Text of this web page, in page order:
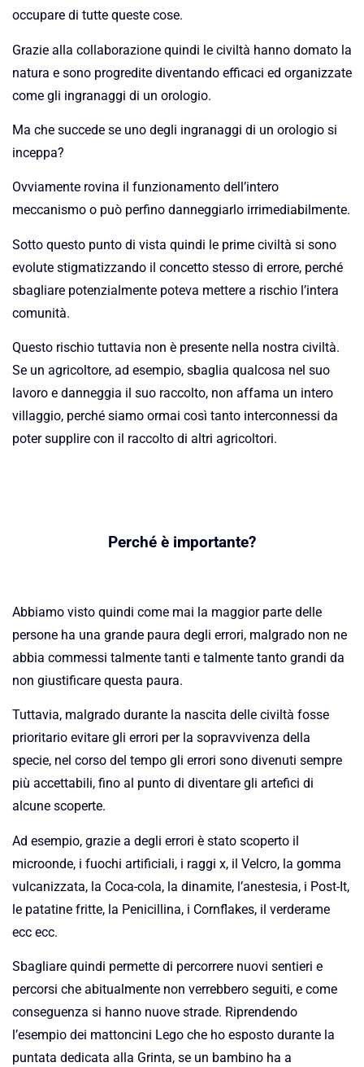
occupare di tutte queste cose.
Grazie alla collaborazione quindi le civiltà hanno domato la
natura e sono progredite diventando efficaci ed organizzate
come gli ingranaggi di un orologio.
Ma che succede se uno degli ingranaggi di un orologio si
inceppa?
Ovviamente rovina il funzionamento dell’intero
meccanismo o può perfino danneggiarlo irrimediabilmente.
Sotto questo punto di vista quindi le prime civiltà si sono
evolute stigmatizzando il concetto stesso di errore, perché
sbagliare potenzialmente poteva mettere a rischio l’intera
comunità.
Questo rischio tuttavia non è presente nella nostra civiltà.
Se un agricoltore, ad esempio, sbaglia qualcosa nel suo
lavoro e danneggia il suo raccolto, non affama un intero
villaggio, perché siamo ormai così tanto interconnessi da
poter supplire con il raccolto di altri agricoltori.
Perché è importante?
Abbiamo visto quindi come mai la maggior parte delle
persone ha una grande paura degli errori, malgrado non ne
abbia commessi talmente tanti e talmente tanto grandi da
non giustificare questa paura.
Tuttavia, malgrado durante la nascita delle civiltà fosse
prioritario evitare gli errori per la sopravvivenza della
specie, nel corso del tempo gli errori sono divenuti sempre
più accettabili, fino al punto di diventare gli artefici di
alcune scoperte.
Ad esempio, grazie a degli errori è stato scoperto il
microonde, i fuochi artificiali, i raggi x, il Velcro, la gomma
vulcanizzata, la Coca-cola, la dinamite, l’anestesia, i Post-It,
le patatine fritte, la Penicillina, i Cornflakes, il verderame
ecc ecc.
Sbagliare quindi permette di percorrere nuovi sentieri e
percorsi che abitualmente non verrebbero seguiti, e come
conseguenza si hanno nuove strade. Riprendendo
l’esempio dei mattoncini Lego che ho esposto durante la
puntata dedicata alla Grinta, se un bambino ha a